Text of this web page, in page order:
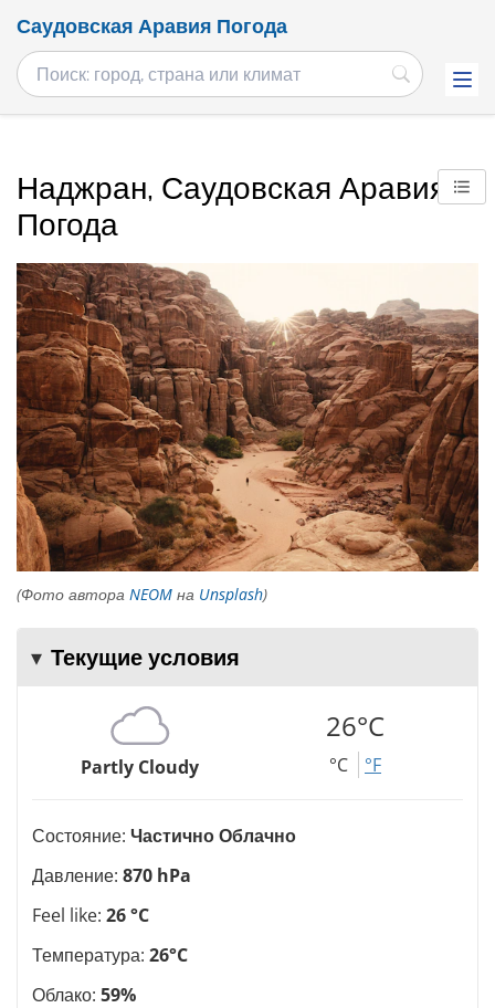
Саудовская Аравия Погода
Наджран, Саудовская Аравия
Погода
(Фото автора NEOM на Unsplash)
Текущие условия
Partly Cloudy
26°C
°C °F
Состояние: Частично Облачно
Давление: 870 hPa
Feel like: 26 °C
Температура: 26°C
Облако: 59%